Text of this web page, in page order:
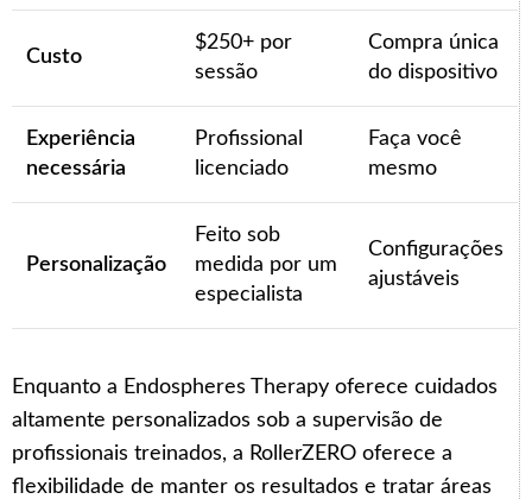
Custo
$250+ por
sessão
Compra única
do dispositivo
Experiência
necessária
Profissional
licenciado
Faça você
mesmo
Personalização
Feito sob
medida por um
especialista
Configurações
ajustáveis
Enquanto a Endospheres Therapy oferece cuidados
altamente personalizados sob a supervisão de
profissionais treinados, a RollerZERO oferece a
flexibilidade de manter os resultados e tratar áreas